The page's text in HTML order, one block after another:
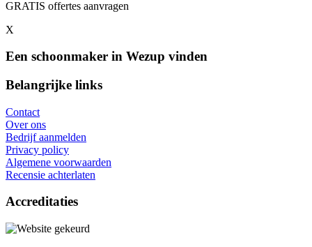
GRATIS offertes aanvragen
X
Een schoonmaker in Wezup vinden
Belangrijke links
Contact
Over ons
Bedrijf aanmelden
Privacy policy
Algemene voorwaarden
Recensie achterlaten
Accreditaties